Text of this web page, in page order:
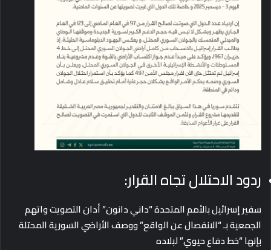
ردود الاحتلال تجاه القرار:
سفير إسرائيل بالأمم المتحدة “داني دانون” أدان التصويت واتهم
الجمعية بـ “الانفصال عن الواقع” ووصف الأراضي السورية المحتلة
بإنها “خط دفاع حيوي” لبلاده